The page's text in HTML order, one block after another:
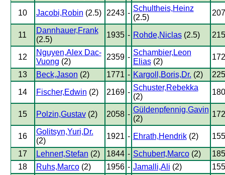
10 Jacobi,Robin (2.5) 2243 -
Schultheis,Heinz
(2.5)
11
Dannhauer,Frank
(2.5)
1935 - Rohde,Niclas(2.5)
12
Nguyen,Alex Dac-
Vuong (2)
2359 -
Schambier,Leon
Elias(2)
13 Beck,Jason (2) 1771 - Kargoll,Boris,Dr. (2)
14 Fischer,Edwin (2) 2169 -
Schuster,Rebekka
(2)
15 Polzin,Gustav(2) 2058 -
Güldenpfennig,Gavin
(2)
16
Golitsyn,Yuri,Dr.
(2)
1921 - Ehrath,Hendrik(2)
17 Lehnert,Stefan (2) 1844 - Schubert,Marco(2)
18
Ruhs,Marco(2) 1956 - Jamalli,Ali (2)